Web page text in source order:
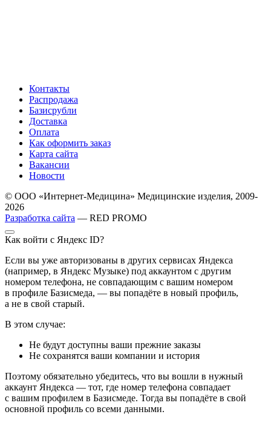
Контакты
Распродажа
Базисрубли
Доставка
Оплата
Как оформить заказ
Карта сайта
Вакансии
Новости
© ООО «Интернет-Медицина» Медицинские изделия, 2009-
2026
Разработка сайта — RED PROMO
Как войти с Яндекс ID?
Если вы уже авторизованы в других сервисах Яндекса
(например, в Яндекс Музыке) под аккаунтом с другим
номером телефона, не совпадающим с вашим номером
в профиле Базисмеда, — вы попадёте в новый профиль,
а не в свой старый.
В этом случае:
Не будут доступны ваши прежние заказы
Не сохранятся ваши компании и история
Поэтому обязательно убедитесь, что вы вошли в нужный
аккаунт Яндекса — тот, где номер телефона совпадает
с вашим профилем в Базисмеде. Тогда вы попадёте в свой
основной профиль со всеми данными.